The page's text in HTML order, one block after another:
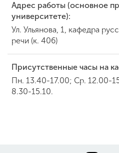
Адрес работы (основное
университете):
Ул. Ульянова, 1, кафедра
речи (к. 406)
Присутственные часы на
Пн. 13.40-17.00; Ср. 12.00-
8.30-15.10.